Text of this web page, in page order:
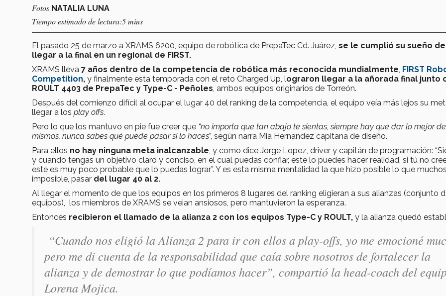
Fotos NATALIA LUNA
Tiempo estimado de lectura:5 mins
El pasado 25 de marzo a XRAMS 6200, equipo de robótica de PrepaTec Cd. Juárez, se le cumplió su sueño de
llegar a la final en un regional de FIRST.
XRAMS lleva 7 años dentro de la competencia de robótica más reconocida mundialmente FIRST
Competition, y finalmente esta temporada con el reto Charged Up, lograron llegar a la añorada final junto
ROULT 4403 de PrepaTec y Type-C - Peñoles , ambos equipos originarios de Torreón.
Después del comienzo difícil al ocupar el lugar 40 del ranking de la competencia, el equipo veía más lejos su
llegar a los play offs.
Pero lo que los mantuvo en pie fue creer que “no importa que tan abajo te sientas, siempre hay que dar lo mejor
mismos, nunca sabes qué puede pasar si lo haces”, según narra Mia Hernandez capitana de diseño.
Para ellos no hay ninguna meta inalcanzable , y como dice Jorge Lopez, driver y capitán de programación:
y cuando tengas un objetivo claro y conciso, en el cual puedas confiar, este lo puedes hacer realidad, si tú no
este es muy poco probable que lo puedas lograr”. Y es esta misma mentalidad la que hizo posible lo que
imposible, pasar del lugar 40 al 2.
Al llegar el momento de que los equipos en los primeros 8 lugares del ranking eligieran a sus alianzas (conjunto
equipos), los miembros de XRAMS se veian ansiosos, pero mantuvieron la esperanza.
Entonces recibieron el llamado de la alianza 2 con los equipos Type-C y ROULT, y la alianza quedó
“Cuando nos eligió la Alianza 2 para ir con ellos a play-offs, yo me emocioné
pero me di cuenta de la responsabilidad que caía sobre nosotros de fortalecer la
alianza y de demostrar lo que podíamos hacer”, compartió la head-coach del
Lorena Mojica.